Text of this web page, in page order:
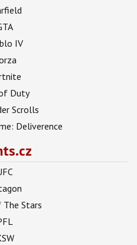
IV
Duty
Scrolls
Deliverence
The Stars